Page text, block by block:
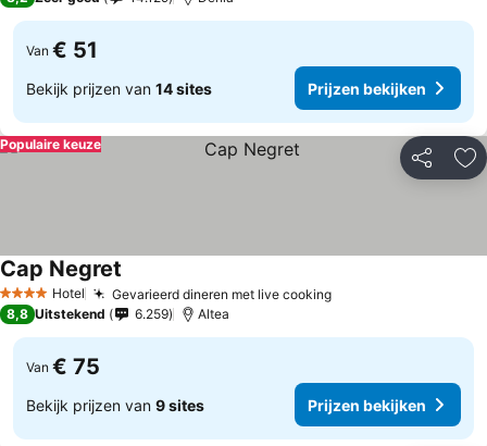
Van € 51
Bekijk prijzen van 14 sites Prijzen bekijken
Delen
Populaire keuze
4 SterrenHotel Gevarieerd dineren met live cooking
Cap Negret
8,8 Uitstekend 6.259 Altea
Van € 75
Bekijk prijzen van 9 sites Prijzen bekijken